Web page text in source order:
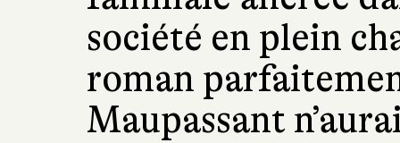
société en plein
roman
Maupassant